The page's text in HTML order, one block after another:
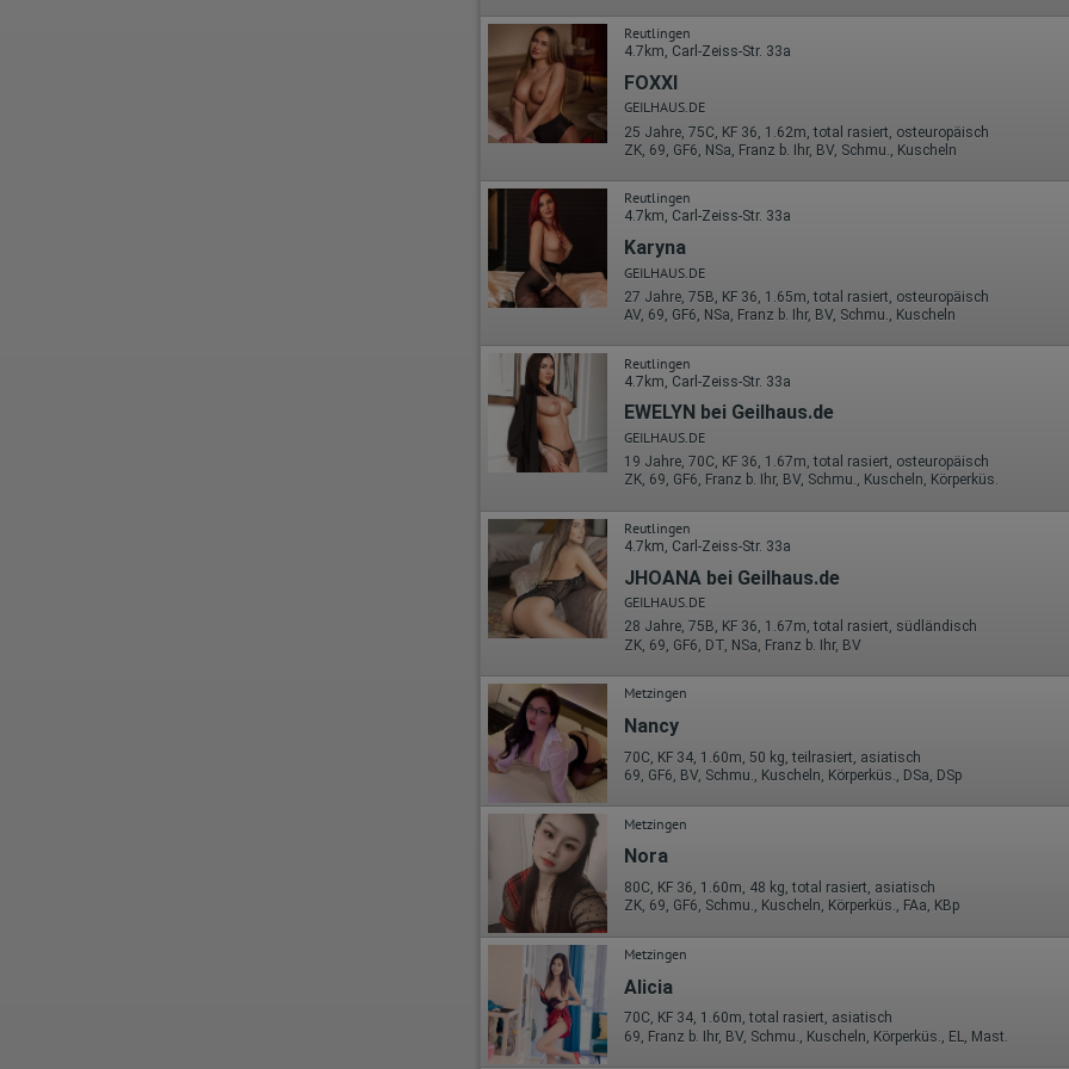
sowie die von dem Browser übermittelte IP-Adresse werden übertragen
und gespeichert. Dabei können aus den verarbeiteten Daten
Nutzungsprofile der Nutzer erstellt werden. Diese Informationen wird
Google gegebenenfalls auch an Dritte übertragen, sofern dies gesetzlich
vorgeschrieben wird oder, soweit Dritte diese Daten im Auftrag von
Google verarbeiten. Die IP-Adresse der Nutzer wird von Google innerhalb
von Mitgliedstaaten der Europäischen Union oder in anderen
Vertragsstaaten des Abkommens über den Europäischen
erhoben werden. Nur in Ausnahmefällen wird die volle IP-Adresse an
einen Server von Google in den USA übertragen und dort gekürzt. Die von
dem Browser des Nutzers übermittelte IP-Adresse wird nicht mit anderen
Daten von Google zusammengeführt.
Erhobene Informationen zum Besucherverhalten sind folgende:
Herkunft (Land und Stadt)
Sprache
Betriebssystem
Gerät (PC, Tablet-PC oder Smartphone)
Browser und alle verwendeten Add-ons
Auflösung des Computers
Besucherquelle (Facebook, Suchmaschine oder verweisende
Webseite)
Welche Dateien wurden heruntergeladen?
Wurden Werbebanner angeklickt?
Wohin ging der Besucher? Klickte er auf weitere Seiten des Portals
oder hat er sie komplett verlassen?
Wie lange blieb der Besucher?
Ort der Verarbeitung:
Europäische Union & USA
Wir nutzen Hotjar als Webanalysedient. Es wird verwendet, um Daten
über das Benutzerverhalten zu sammeln. Hotjar kann auch im Rahmen
von Umfragen und Feedbackfunktionen, die auf unserer Website
eingebunden sind, von Ihnen bereitgestellte Informationen verarbeiten.
Herausgeber:
Hotjar Limited, Malta
Erhobene Daten:
Datum und Uhrzeit des Besuchs
Gerätetyp
Geografischer Standort
IP-Adresse
Mausbewegungen
Besuchte Seiten
Referrer URL
Bildschirmauflösung
Eindeutige Gerätekennung
Sprachinformationen
Reutlingen
4.7km, Carl-Zeiss-Str. 33a
FOXXI
GEILHAUS.DE
25 Jahre, 75C, KF 36, 1.62m, total rasiert, osteuropäisch
ZK, 69, GF6, NSa, Franz b. Ihr, BV, Schmu., Kuscheln
Reutlingen
4.7km, Carl-Zeiss-Str. 33a
Karyna
GEILHAUS.DE
27 Jahre, 75B, KF 36, 1.65m, total rasiert, osteuropäisch
AV, 69, GF6, NSa, Franz b. Ihr, BV, Schmu., Kuscheln
Reutlingen
4.7km, Carl-Zeiss-Str. 33a
EWELYN bei Geilhaus.de
GEILHAUS.DE
19 Jahre, 70C, KF 36, 1.67m, total rasiert, osteuropäisch
ZK, 69, GF6, Franz b. Ihr, BV, Schmu., Kuscheln, Körperküs.
Reutlingen
4.7km, Carl-Zeiss-Str. 33a
JHOANA bei Geilhaus.de
GEILHAUS.DE
28 Jahre, 75B, KF 36, 1.67m, total rasiert, südländisch
ZK, 69, GF6, DT, NSa, Franz b. Ihr, BV
Metzingen
Nancy
70C, KF 34, 1.60m, 50 kg, teilrasiert, asiatisch
69, GF6, BV, Schmu., Kuscheln, Körperküs., DSa, DSp
Metzingen
Nora
80C, KF 36, 1.60m, 48 kg, total rasiert, asiatisch
ZK, 69, GF6, Schmu., Kuscheln, Körperküs., FAa, KBp
Metzingen
Alicia
70C, KF 34, 1.60m, total rasiert, asiatisch
69, Franz b. Ihr, BV, Schmu., Kuscheln, Körperküs., EL, Mast.